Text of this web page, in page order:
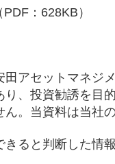
：628KB）
田アセットマネジ
り、投資勧誘を目
。当資料は当社
きると判断した情